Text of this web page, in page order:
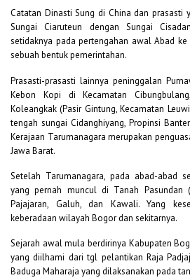
Catatan Dinasti Sung di China dan prasasti
Sungai Ciaruteun dengan Sungai
setidaknya pada pertengahan awal Abad
sebuah bentuk pemerintahan.
Prasasti-prasasti lainnya peninggalan
Kebon Kopi di Kecamatan
Koleangkak (Pasir Gintung, Kecamatan
tengah sungai Cidanghiyang, Propinsi
Kerajaan Tarumanagara merupakan
Jawa Barat.
Setelah Tarumanagara, pada abad-abad
yang pernah muncul di Tanah Pasundan
Pajajaran, Galuh, dan Kawali. Yang
keberadaan wilayah Bogor dan sekitarnya.
Sejarah awal mula berdirinya Kabupaten
yang diilhami dari tgl pelantikan Raja
Baduga Maharaja yang dilaksanakan pada